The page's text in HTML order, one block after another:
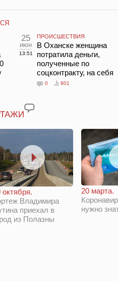
25
июн
13:51
ПРОИСШЕСТВИЯ
В Оханске женщина
потратила деньги,
полученные по
соцконтракту, на себя
0 801
октября.
Владимира
приехал в
из Полазны
20 марта.
нужно